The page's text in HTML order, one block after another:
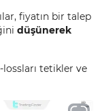
fiyatın bir talep
düşünerek
lossları tetikler ve